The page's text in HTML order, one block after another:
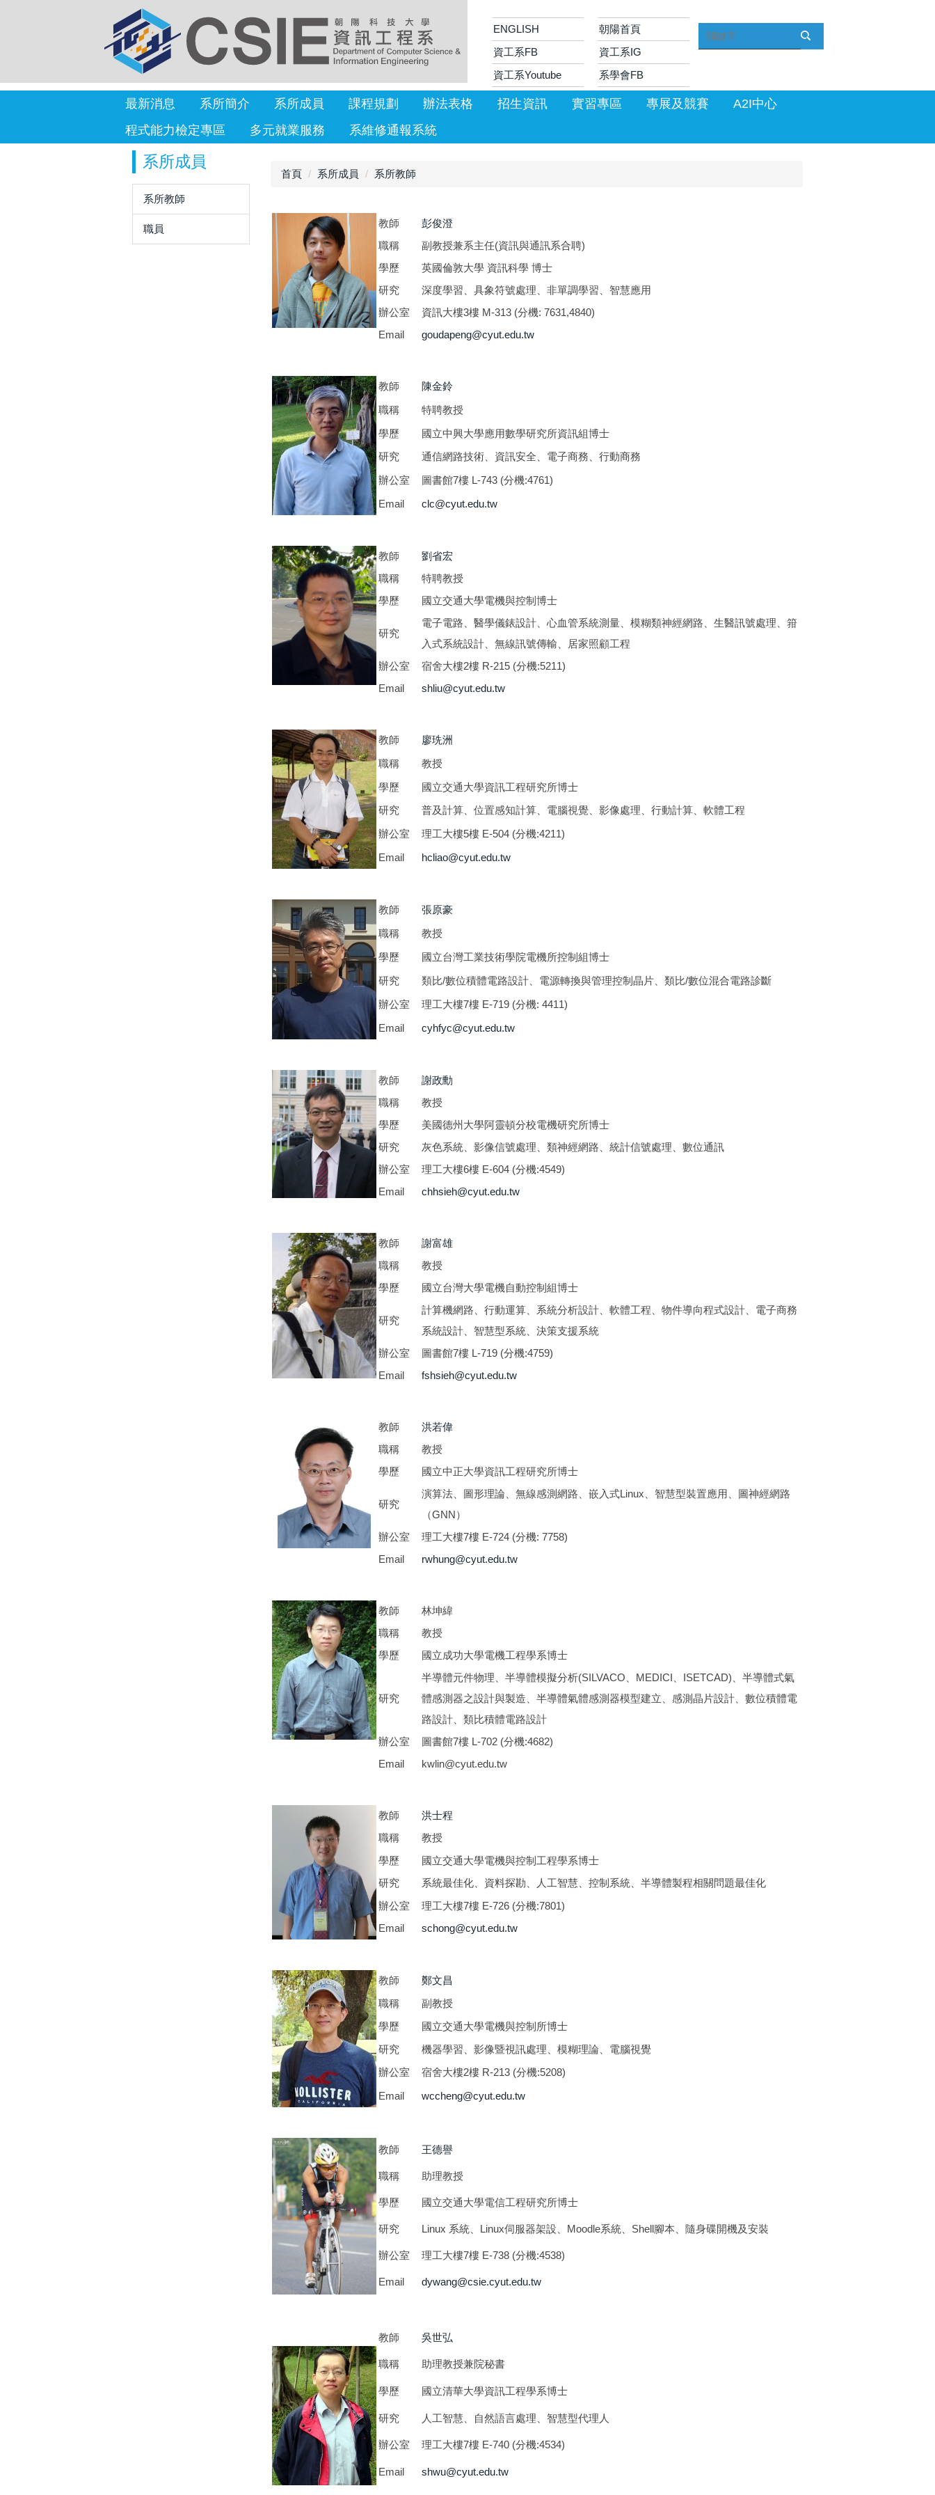
ENGLISH
朝陽首頁
資工系FB
資工系IG
資工系Youtube
系學會FB
最新消息 系所簡介 系所成員 課程規劃 辦法表格 招生資訊 實習專區 專展及競賽
A2I中心
程式能力檢定專區
多元就業服務 系維修通報系統
系所成員
系所教師
職員
首頁 系所成員 系所教師
教師
彭俊澄
職稱
副教授兼系主任(資訊與通訊系合聘)
學歷
英國倫敦大學 資訊科學 博士
研究
深度學習、具象符號處理、非單調學習、智慧應用
辦公室
資訊大樓3樓 M-313 (分機: 7631,4840)
Email
goudapeng@cyut.edu.tw
教師
陳金鈴
職稱
特聘教授
學歷
國立中興大學應用數學研究所資訊組博士
研究
通信網路技術、資訊安全、電子商務、行動商務
辦公室
圖書館7樓 L-743 (分機:4761)
Email
clc@cyut.edu.tw
教師
劉省宏
職稱
特聘教授
學歷
國立交通大學電機與控制博士
研究
電子電路、醫學儀錶設計、心血管系統測量、模糊類神經網路、生醫訊號處理、箝
入式系統設計、無線訊號傳輸、居家照顧工程
辦公室
宿舍大樓2樓 R-215 (分機:5211)
Email
shliu@cyut.edu.tw
教師
廖珗洲
職稱
教授
學歷
國立交通大學資訊工程研究所博士
研究
普及計算、位置感知計算、電腦視覺、影像處理、行動計算、軟體工程
辦公室
理工大樓5樓 E-504 (分機:4211)
Email
hcliao@cyut.edu.tw
教師
張原豪
職稱
教授
學歷
國立台灣工業技術學院電機所控制組博士
研究
類比/數位積體電路設計、電源轉換與管理控制晶片、類比/數位混合電路診斷
辦公室
理工大樓7樓 E-719 (分機: 4411)
Email
cyhfyc@cyut.edu.tw
教師
謝政勳
職稱
教授
學歷
美國德州大學阿靈頓分校電機研究所博士
研究
灰色系統、影像信號處理、類神經網路、統計信號處理、數位通訊
辦公室
理工大樓6樓 E-604 (分機:4549)
Email
chhsieh@cyut.edu.tw
教師
謝富雄
職稱
教授
學歷
國立台灣大學電機自動控制組博士
研究
計算機網路、行動運算、系統分析設計、軟體工程、物件導向程式設計、電子商務
系統設計、智慧型系統、決策支援系統
辦公室
圖書館7樓 L-719 (分機:4759)
Email
fshsieh@cyut.edu.tw
教師
洪若偉
職稱
教授
學歷
國立中正大學資訊工程研究所博士
研究
演算法、圖形理論、無線感測網路、嵌入式Linux、智慧型裝置應用、圖神經網路
（GNN）
辦公室
理工大樓7樓 E-724 (分機: 7758)
Email
rwhung@cyut.edu.tw
教師
林坤緯
職稱
教授
學歷
國立成功大學電機工程學系博士
研究
半導體元件物理、半導體模擬分析(SILVACO、MEDICI、ISETCAD)、半導體式氣
體感測器之設計與製造、半導體氣體感測器模型建立、感測晶片設計、數位積體電
路設計、類比積體電路設計
辦公室
圖書館7樓 L-702 (分機:4682)
Email
kwlin@cyut.edu.tw
教師
洪士程
職稱
教授
學歷
國立交通大學電機與控制工程學系博士
研究
系統最佳化、資料探勘、人工智慧、控制系統、半導體製程相關問題最佳化
辦公室
理工大樓7樓 E-726 (分機:7801)
Email
schong@cyut.edu.tw
教師
鄭文昌
職稱
副教授
學歷
國立交通大學電機與控制所博士
研究
機器學習、影像暨視訊處理、模糊理論、電腦視覺
辦公室
宿舍大樓2樓 R-213 (分機:5208)
Email
wccheng@cyut.edu.tw
教師 王德譽
職稱 助理教授
學歷 國立交通大學電信工程研究所博士
研究 Linux 系統、Linux伺服器架設、Moodle系統、Shell腳本、隨身碟開機及安裝
辦公室 理工大樓7樓 E-738 (分機:4538)
Email dywang@csie.cyut.edu.tw
教師 吳世弘
職稱 助理教授兼院秘書
學歷 國立清華大學資訊工程學系博士
研究 人工智慧、自然語言處理、智慧型代理人
辦公室 理工大樓7樓 E-740 (分機:4534)
Email shwu@cyut.edu.tw